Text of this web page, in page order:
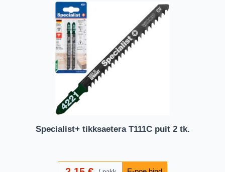
Specialist+ tikksaetera T111C puit 2 tk.